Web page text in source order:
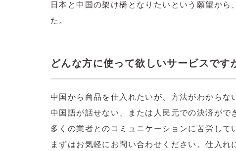
日本と中国の架け橋となりたいという願望か
た。
どんな方に使って欲しいサービスです
中国から商品を仕入れたいが、方法がわからな
中国語が話せない、または人民元での決済がで
多くの業者とのコミュニケーションに苦労して
まずはお気軽にお問い合わせください。仕入れ